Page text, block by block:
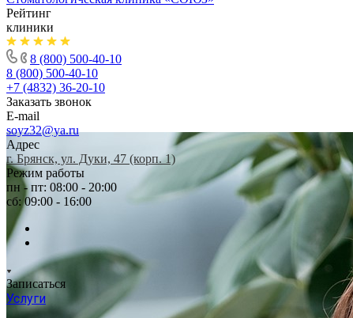
Рейтинг
клиники
8 (800) 500-40-10
8 (800) 500-40-10
+7 (4832) 36-20-10
Заказать звонок
E-mail
soyz32@ya.ru
Адрес
г. Брянск, ул. Дуки, 47 (корп. 1)
Режим работы
пн - пт: 08:00 - 20:00
сб: 09:00 - 16:00
Записаться
Услуги